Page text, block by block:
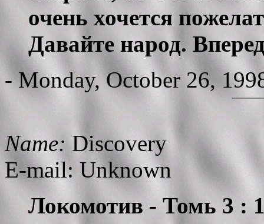
очень хочется
Давайте народ.
- Monday, October 26,
Name:Discovery
E-mail: Unknown
Локомотив - Томь 3 :